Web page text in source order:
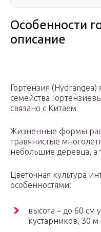
Особенности
описание
Гортензия (Hydrangea)
семейства
связано с Китаем
Жизненные формы
травянистые
небольшие деревца, а
Цветочная культура
особенностями:
высота – до 60 см
кустарников, 30 м